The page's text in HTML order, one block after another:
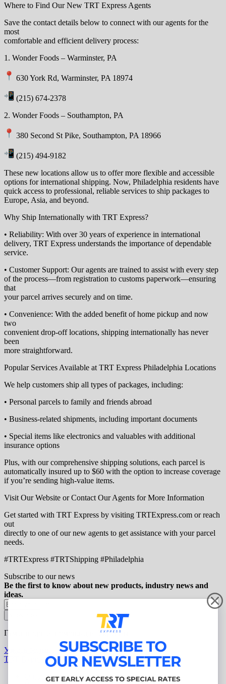
Where to Find Our New TRT Express Agents
Save the contact details below to connect with our agents for the
most
comfortable and efficient delivery process:
1. Wonder Foods – Warminster, PA
630 York Rd, Warminster, PA 18974
(215) 674-2378
2. Wonder Foods – Southampton, PA
380 Second St Pike, Southampton, PA 18966
(215) 494-9182
These new locations allow us to offer more flexible and accessible
options for international shipping. Now, Philadelphia residents have
quick access to professional, reliable services to ship packages to
Europe, Asia, and beyond.
Why Ship Internationally with TRT Express?
• Reliability: With over 30 years of experience in international
delivery, TRT Express understands the importance of dependable
service.
• Customer Support: Our agents are trained to assist with every step
of the process—from registration to customs paperwork—ensuring
that
your parcel arrives securely and on time.
• Convenience: With the added benefit of home pickup and now
two
convenient drop-off locations, shipping internationally has never
been
more straightforward.
Popular Services Available at TRT Express Philadelphia Locations
We help customers ship all types of packages, including:
• Personal parcels to family and friends abroad
• Business-related shipments, including important documents
• Special items like electronics and valuables with additional
insurance options
Plus, with our comprehensive shipping solutions, each parcel is
automatically insured up to $60 with the option to increase coverage
if you’re sending high-value items.
Visit Our Website or Contact Our Agents for More Information
Get started with TRT Express by visiting TRTExpress.com or reach
out
directly to one of our new agents to get assistance with your parcel
needs.
#TRTExpress #TRTShipping #Philadelphia
Subscribe to our news
Be the first to know about new products, industry news and
ideas.
Гуманитарная помощь для Украины
Узнать больше
TRT Express